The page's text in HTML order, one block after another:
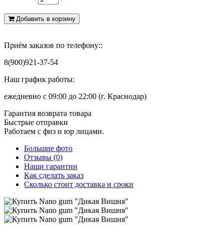
Добавить в корзину
Приём заказов по телефону::
8(900)921-37-54
Наш график работы:
ежедневно с 09:00 до 22:00 (г. Краснодар)
Гарантия возврата товара
Быстрые отправки
Работаем с физ и юр лицами.
Большие фото
Отзывы (0)
Наши гарантии
Как сделать заказ
Сколько стоит доставка и сроки